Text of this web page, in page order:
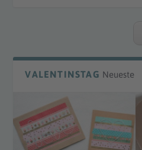
VALENTINSTAG Neueste